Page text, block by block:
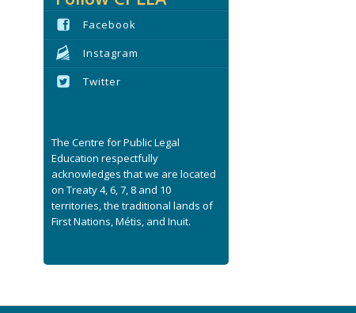
Facebook
Instagram
Twitter
The Centre for Public Legal
Education respectfully
acknowledges that we are located
on Treaty 4, 6, 7, 8 and 10
territories, the traditional lands of
First Nations, Métis, and Inuit.